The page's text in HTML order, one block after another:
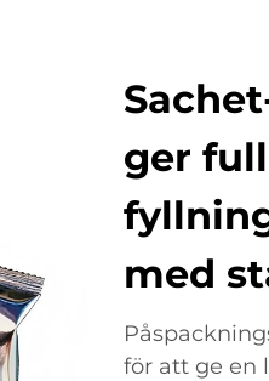
ger
med
för att ge en